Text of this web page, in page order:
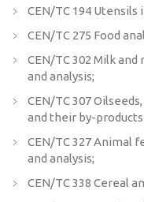
CEN/TC 194
CEN/TC 275 Food
CEN/TC 302 Milk
and analysis;
CEN/TC 307
and their by-
CEN/TC 327 Animal
and analysis;
CEN/TC 338 Cereal